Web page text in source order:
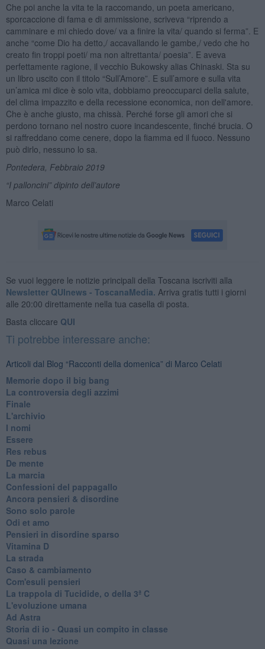
Che poi anche la vita te la raccomando, un poeta americano,
sporcaccione di fama e di ammissione, scriveva “riprendo a
camminare e mi chiedo dove/ va a finire la vita/ quando si ferma”. E
anche “come Dio ha detto,/ accavallando le gambe,/ vedo che ho
creato fin troppi poeti/ ma non altrettanta/ poesia”. E aveva
perfettamente ragione, il vecchio Bukowsky alias Chinaski. Sta su
un libro uscito con il titolo “Sull’Amore”. E sull’amore e sulla vita
un’amica mi dice è solo vita, dobbiamo preoccuparci della salute,
del clima impazzito e della recessione economica, non dell'amore.
Che è anche giusto, ma chissà. Perché forse gli amori che si
perdono tornano nel nostro cuore incandescente, finché brucia. O
si raffreddano come cenere, dopo la fiamma ed il fuoco. Nessuno
può dirlo, nessuno lo sa.
Pontedera, Febbraio 2019
“I palloncini” dipinto dell’autore
Marco Celati
Se vuoi leggere le notizie principali della Toscana iscriviti alla
Newsletter QUInews - ToscanaMedia. Arriva gratis tutti i giorni
alle 20:00 direttamente nella tua casella di posta.
Basta cliccare QUI
Ti potrebbe interessare anche:
Articoli dal Blog “Racconti della domenica” di Marco Celati
Memorie dopo il big bang
La controversia degli azzimi
Finale
L'archivio
I nomi
Essere
Res rebus
De mente
La marcia
Confessioni del pappagallo
Ancora pensieri & disordine
Sono solo parole
Odi et amo
Pensieri in disordine sparso
Vitamina D
La strada
Caso & cambiamento
Com'esuli pensieri
La trappola di Tucidide, o della 3ª C
L'evoluzione umana
Ad Astra
Storia di io - Quasi un compito in classe
Quasi una lezione